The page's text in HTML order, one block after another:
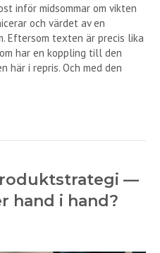
inför midsommar om vikten
och värdet av en
Eftersom texten är precis lika
har en koppling till den
här i repris. Och med den
—
hand i hand?